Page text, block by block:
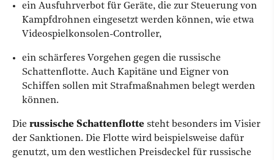
ein Ausfuhrverbot für Geräte, die zur Steuerung von
Kampfdrohnen eingesetzt werden können, wie etwa
Videospielkonsolen-Controller,
ein schärferes Vorgehen gegen die russische
Schattenflotte. Auch Kapitäne und Eigner von
Schiffen sollen mit Strafmaßnahmen belegt werden
können.
Die russische Schattenflotte steht besonders im Visier
der Sanktionen. Die Flotte wird beispielsweise dafür
genutzt, um den westlichen Preisdeckel für russische